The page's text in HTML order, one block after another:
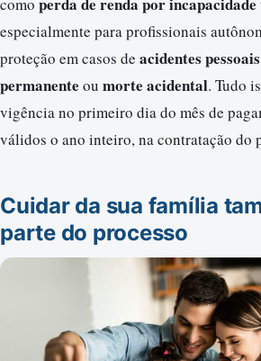
como
especialmente para profissionais
proteção em casos de acidentes pessoais
permanente ou morte acidental. Tudo
vigência no primeiro dia do mês de
válidos o ano inteiro, na contratação do
Cuidar da sua família
parte do processo